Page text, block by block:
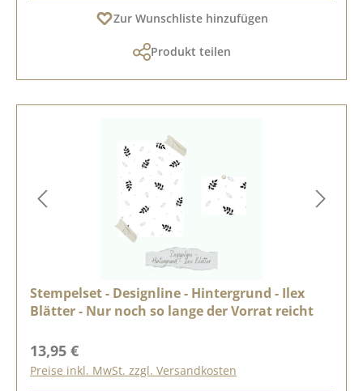
Zur Wunschliste hinzufügen
Produkt teilen
Stempelset - Designline - Hintergrund - Ilex
Blätter - Nur noch so lange der Vorrat reicht
Regulärer Preis:
13,95 €
Preise inkl. MwSt. zzgl. Versandkosten